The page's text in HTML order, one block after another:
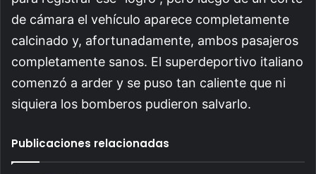
de cámara el vehículo aparece completamente
calcinado y, afortunadamente, ambos pasajeros
completamente sanos. El superdeportivo italiano
comenzó a arder y se puso tan caliente que ni
siquiera los bomberos pudieron salvarlo.
Publicaciones relacionadas